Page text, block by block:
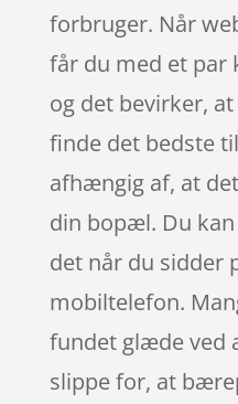
forbruger. Når
får du med et par
og det bevirker,
finde det bedste
afhængig af, at
din bopæl. Du
det når du sidder
mobiltelefon.
fundet glæde ved
slippe for, at